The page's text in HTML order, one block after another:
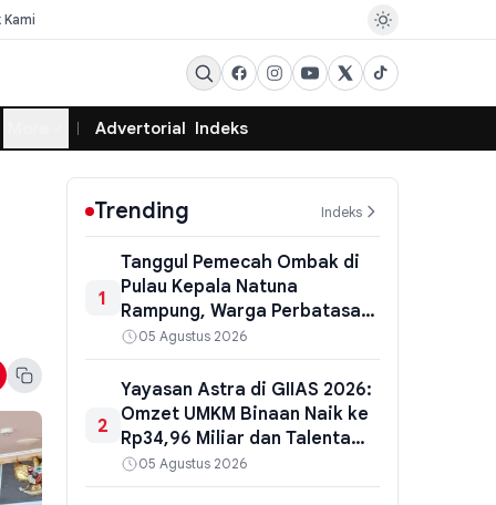
Kami
Advertorial Indeks
Trending Indeks
1
Tanggul Pemecah Ombak di
Pulau Kepala Natuna
Rampung, Warga Perbatasan
Dapat Perlindungan dari
Abrasi
05 Agustus 2026
2
Yayasan Astra di GIIAS 2026:
Omzet UMKM Binaan Naik ke
Rp34,96 Miliar dan Talenta
Vokasi Siap Kerja
05 Agustus 2026